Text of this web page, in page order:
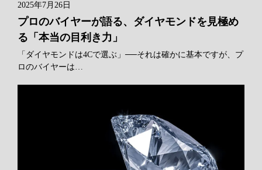
2025年7月26日
プロのバイヤーが語る、ダイヤモンドを見極め
る「本当の目利き力」
「ダイヤモンドは4Cで選ぶ」──それは確かに基本ですが、プ
ロのバイヤーは…